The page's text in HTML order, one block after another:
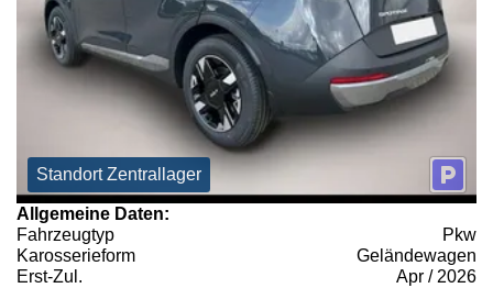
Standort Zentrallager
Allgemeine Daten:
Fahrzeugtyp
Pkw
Karosserieform
Geländewagen
Erst-Zul.
Apr / 2026